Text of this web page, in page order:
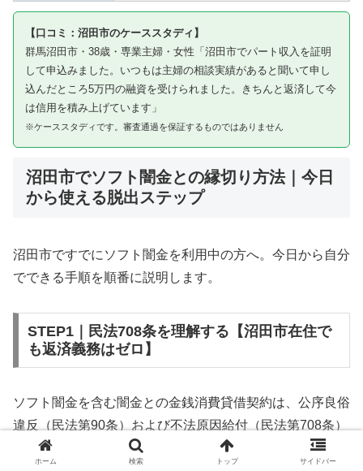
【口コミ：沼田市のケーススタディ】
群馬沼田市・38歳・専業主婦・女性「沼田市でパート収入を証明
して申込みました。いつもは主婦の相談実績があると聞いて申し
込んだところ5万円の融資を受けられました。きちんと返済して今
は信用を積み上げています」
※ケーススタディです。審査通過を保証するものではありません
沼田市でソフト闇金との縁切り方法｜今日
から使える脱出ステップ
沼田市ですでにソフト闇金を利用中の方へ。今日から自分
でできる手順を順番に説明します。
STEP1｜民法708条を理解する【沼田市在住で
も返済義務はゼロ】
ソフト闇金を含む闇金との金銭消費貸借契約は、公序良俗
違反（民法第90条）および不法原因給付（民法第708条）
に該当するため、法的には無効です。沼田市在住であって
ホーム 検索 トップ サイドバー